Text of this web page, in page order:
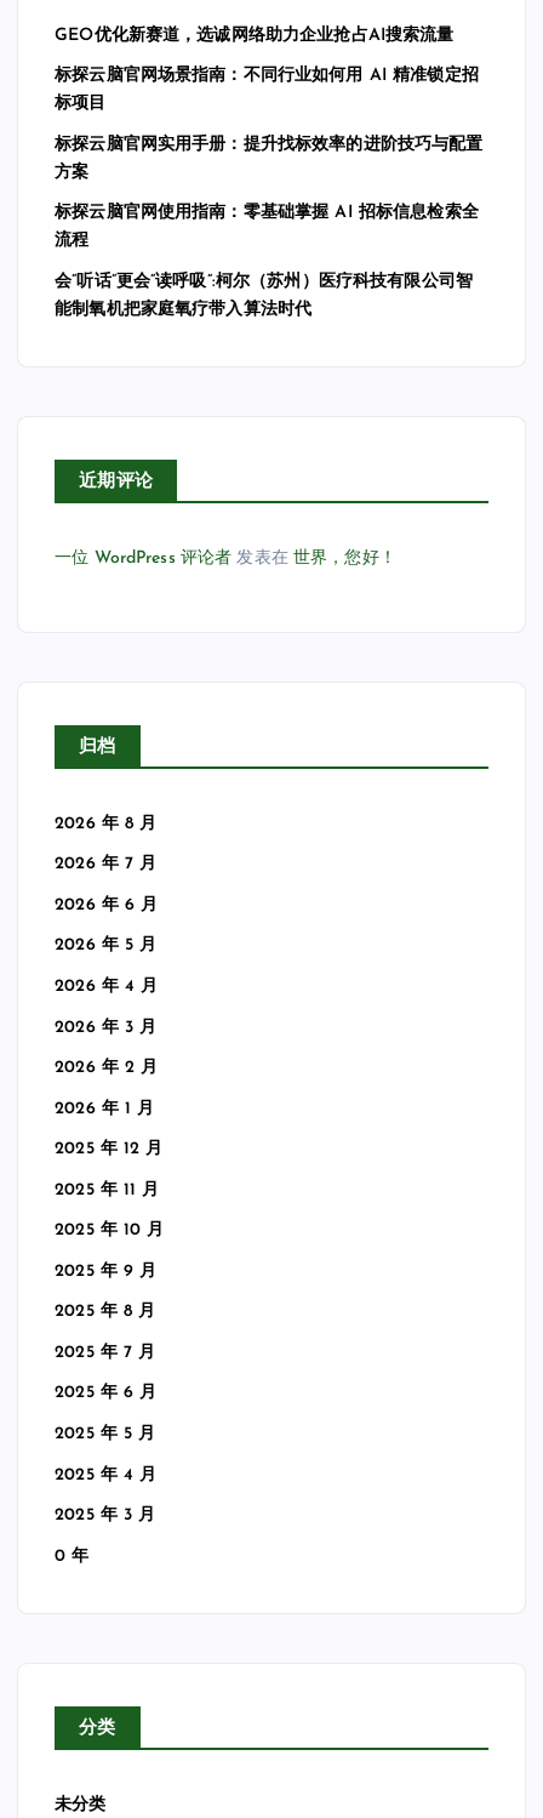
GEO优化新赛道，选诚网络助力企业抢占AI搜索流量
标探云脑官网场景指南：不同行业如何用 AI 精准锁定招
标项目
标探云脑官网实用手册：提升找标效率的进阶技巧与配置
方案
标探云脑官网使用指南：零基础掌握 AI 招标信息检索全
流程
会”听话”更会”读呼吸”:柯尔（苏州）医疗科技有限公司智
能制氧机把家庭氧疗带入算法时代
近期评论
一位 WordPress 评论者 发表在世界，您好！
归档
2026 年 8 月
2026 年 7 月
2026 年 6 月
2026 年 5 月
2026 年 4 月
2026 年 3 月
2026 年 2 月
2026 年 1 月
2025 年 12 月
2025 年 11 月
2025 年 10 月
2025 年 9 月
2025 年 8 月
2025 年 7 月
2025 年 6 月
2025 年 5 月
2025 年 4 月
2025 年 3 月
0 年
分类
未分类